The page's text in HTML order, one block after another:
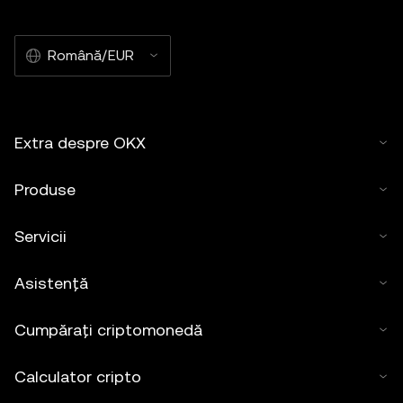
Română/EUR
Extra despre OKX
Produse
Servicii
Asistență
Cumpărați criptomonedă
Calculator cripto